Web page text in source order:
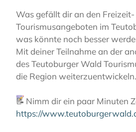
Kanu-
AKTIVITÄTEN IN UND AUF DEM
KAJAK, SCHLAUCHBOOT
Was gefällt dir an den
Tourismusangeboten im
was könnte noch besser
Mit deiner Teilnahme an der
des Teutoburger Wald
die Region weiterzuentwickeln.
📝 Nimm dir ein paar Minuten
https://